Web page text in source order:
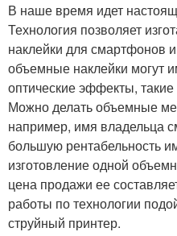
В наше время идет
Технология позволяет
наклейки для смартфонов
объемные наклейки могут
оптические эффекты,
Можно делать объемные
например, имя владельца
большую рентабельность
изготовление одной
цена продажи ее
работы по технологии
струйный принтер.